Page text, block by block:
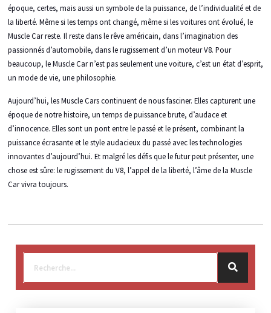
époque, certes, mais aussi un symbole de la puissance, de l’individualité et de
la liberté. Même si les temps ont changé, même si les voitures ont évolué, le
Muscle Car reste. Il reste dans le rêve américain, dans l’imagination des
passionnés d’automobile, dans le rugissement d’un moteur V8. Pour
beaucoup, le Muscle Car n’est pas seulement une voiture, c’est un état d’esprit,
un mode de vie, une philosophie.
Aujourd’hui, les Muscle Cars continuent de nous fasciner. Elles capturent une
époque de notre histoire, un temps de puissance brute, d’audace et
d’innocence. Elles sont un pont entre le passé et le présent, combinant la
puissance écrasante et le style audacieux du passé avec les technologies
innovantes d’aujourd’hui. Et malgré les défis que le futur peut présenter, une
chose est sûre: le rugissement du V8, l’appel de la liberté, l’âme de la Muscle
Car vivra toujours.